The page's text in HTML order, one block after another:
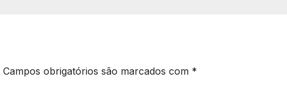
Campos obrigatórios são marcados com *